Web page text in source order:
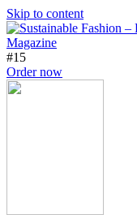
Skip to content
#15
Order now